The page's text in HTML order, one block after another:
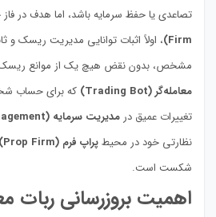
تصاعدی یا حفظ سرمایه باشد، اما هدف در
Firm) ، اولاً اثبات توانایی مدیریت ریسک و
مشخص، بدون نقض هیچ یک از موانع ریسک
معامله‌گر (Trading Bot)
که برای حساب
تغییرات عمیق در مدیریت سرمایه (Money Management)
نظارتی خود در محیطپراپ فرم (Prop Firm)
شکست است.
اهمیت بروزرسانی ربات